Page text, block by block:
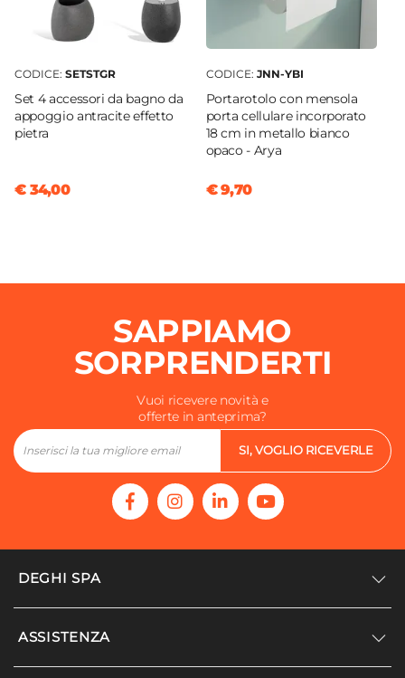
Finitura Copri WC
Lucida
Colore Copri WC
Bianco
CODICE: SETSTGR
Set 4 accessori da bagno da
appoggio antracite effetto
pietra
€ 34,00
CODICE: JNN-YBI
Portarotolo con mensola
porta cellulare incorporato
18 cm in metallo bianco
opaco - Arya
€ 9,70
SAPPIAMO
SORPRENDERTI
Vuoi ricevere novità e
offerte in anteprima?
SI, VOGLIO RICEVERLE
DEGHI SPA
Accedi/Registrati
ASSISTENZA